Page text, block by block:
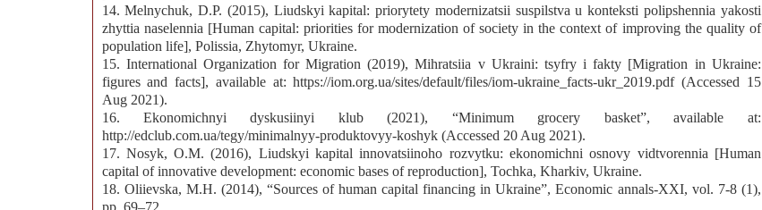
14. Melnychuk, D.P. (2015), Liudskyi kapital: priorytety modernizatsii suspilstva u konteksti polipshennia yakosti
zhyttia naselennia [Human capital: priorities for modernization of society in the context of improving the quality of
population life], Polissia, Zhytomyr, Ukraine.
15. International Organization for Migration (2019), Mihratsiia v Ukraini: tsyfry i fakty [Migration in Ukraine:
figures and facts], available at: https://iom.org.ua/sites/default/files/iom-ukraine_facts-ukr_2019.pdf (Accessed 15
Aug 2021).
16. Ekonomichnyi dyskusiinyi klub (2021), “Minimum grocery basket”, available at:
http://edclub.com.ua/tegy/minimalnyy-produktovyy-koshyk (Accessed 20 Aug 2021).
17. Nosyk, O.M. (2016), Liudskyi kapital innovatsiinoho rozvytku: ekonomichni osnovy vidtvorennia [Human
capital of innovative development: economic bases of reproduction], Tochka, Kharkiv, Ukraine.
18. Oliievska, M.H. (2014), “Sources of human capital financing in Ukraine”, Economic annals-XXI, vol. 7-8 (1),